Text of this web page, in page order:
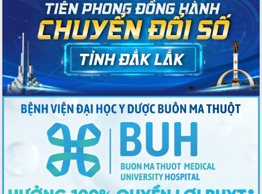
nhất, Quốc hội khóa XVI
Quyết liệt cải cách hành chính, khơi
thông nguồn lực phát triển
Nâng cao hiệu lực, hiệu quả HĐND
tỉnh thông qua hiện đại hóa hành chính
Xã Ea Phê gắn cải cách hành chính với
chuyển đổi số
Phó Chủ tịch Thường trực UBND tỉnh
Hồ Thị Nguyên Thảo làm việc tại Trung
tâm Phục vụ hành chính công xã Ea
Phê
Xây dựng nền hành chính số đồng
hành cùng nông dân dân, doanh nghiệp